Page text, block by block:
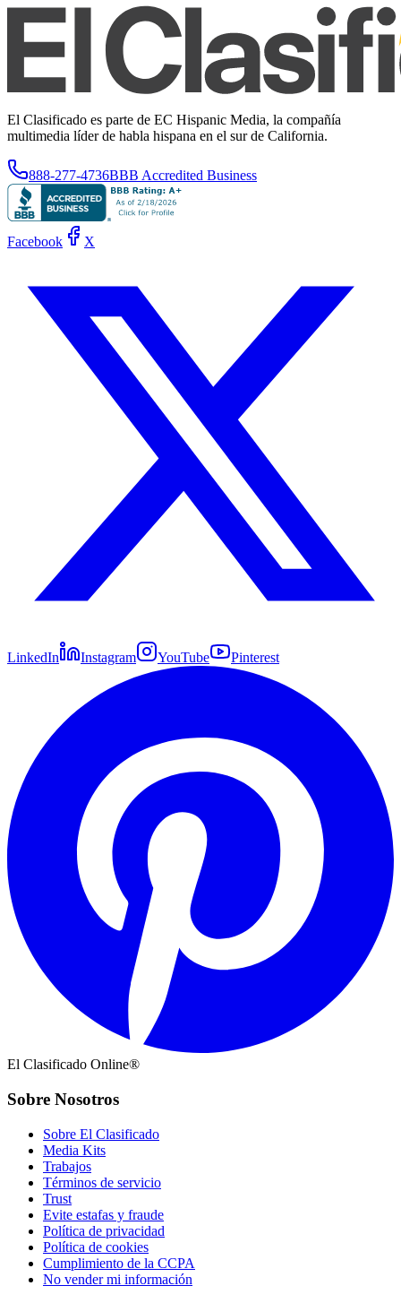
El Clasificado es parte de EC Hispanic Media, la compañía
multimedia líder de habla hispana en el sur de California.
888-277-4736BBB Accredited Business
Facebook X
LinkedIn Instagram YouTube Pinterest
El Clasificado Online®
Sobre Nosotros
Sobre El Clasificado
Media Kits
Trabajos
Términos de servicio
Trust
Evite estafas y fraude
Política de privacidad
Política de cookies
Cumplimiento de la CCPA
No vender mi información